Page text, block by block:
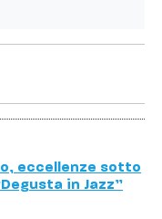
eccellenze sotto
in Jazz”